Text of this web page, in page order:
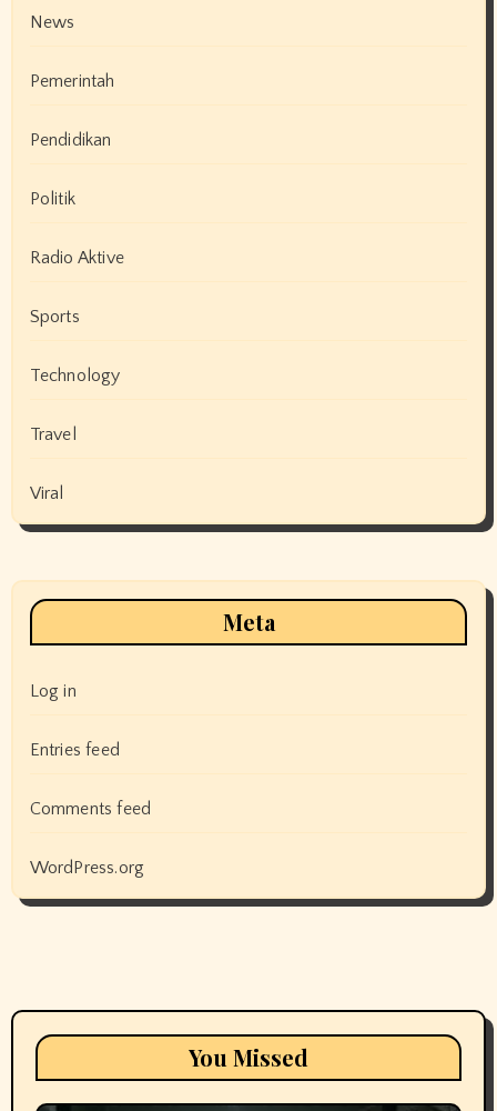
News
Pemerintah
Pendidikan
Politik
Radio Aktive
Sports
Technology
Travel
Viral
Meta
Log in
Entries feed
Comments feed
WordPress.org
You Missed